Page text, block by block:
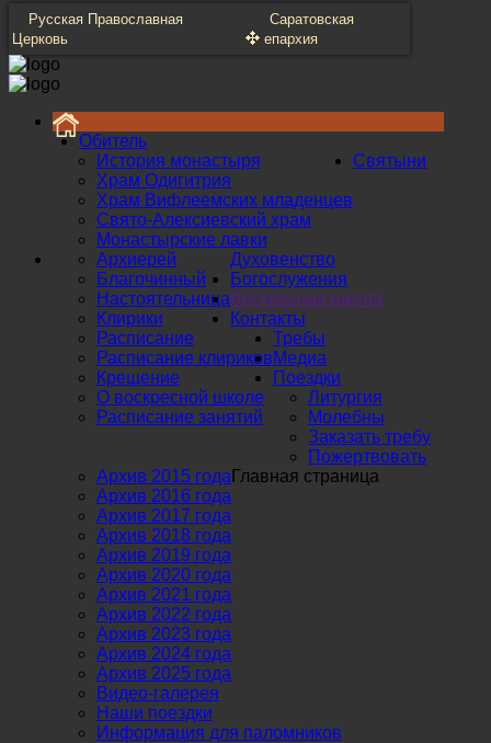
Русская Православная
Церковь
Саратовская
епархия
Обитель
История монастыря
Храм Одигитрия
Храм Вифлеемских младенцев
Свято-Алексиевский храм
Монастырские лавки
Святыни
Духовенство
Архиерей
Благочинный
Настоятельница
Клирики
Богослужения
Расписание
Расписание клириков
Крещение
Воскресная школа
О воскресной школе
Расписание занятий
Контакты
Требы
Литургия
Молебны
Заказать требу
Пожертвовать
Медиа
Архив 2015 года
Архив 2016 года
Архив 2017 года
Архив 2018 года
Архив 2019 года
Архив 2020 года
Архив 2021 года
Архив 2022 года
Архив 2023 года
Архив 2024 года
Архив 2025 года
Видео-галерея
Поездки
Наши поездки
Информация для паломников
Главная страница